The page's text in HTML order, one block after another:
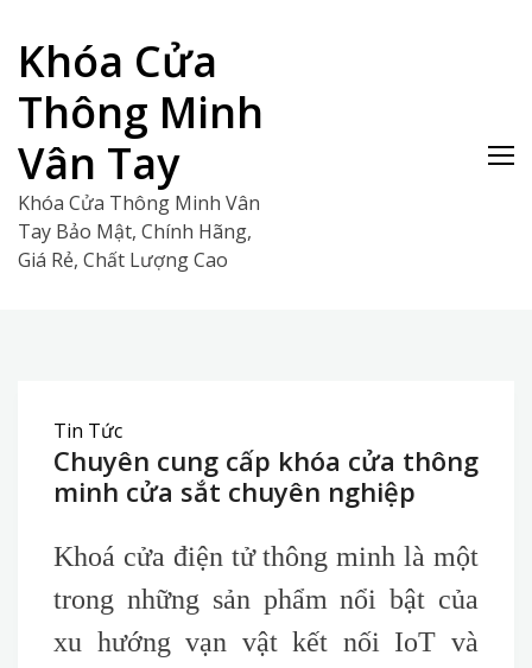
content
Khóa Cửa
Thông Minh
Vân Tay
Khóa Cửa Thông Minh Vân
Tay Bảo Mật, Chính Hãng,
Giá Rẻ, Chất Lượng Cao
Tin Tức
Chuyên cung cấp khóa cửa thông
minh cửa sắt chuyên nghiệp
Khoá cửa điện tử thông minh là một
trong những sản phẩm nổi bật của
xu hướng vạn vật kết nối IoT và